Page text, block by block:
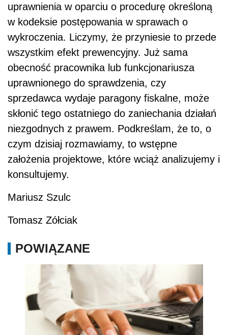
uprawnienia w oparciu o procedurę określoną
w kodeksie postępowania w sprawach o
wykroczenia. Liczymy, że przyniesie to przede
wszystkim efekt prewencyjny. Już sama
obecność pracownika lub funkcjonariusza
uprawnionego do sprawdzenia, czy
sprzedawca wydaje paragony fiskalne, może
skłonić tego ostatniego do zaniechania działań
niezgodnych z prawem. Podkreślam, że to, o
czym dzisiaj rozmawiamy, to wstępne
założenia projektowe, które wciąż analizujemy i
konsultujemy.
Mariusz Szulc
Tomasz Zółciak
POWIĄZANE